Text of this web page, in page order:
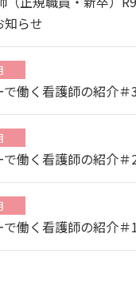
知らせ
働く看護師の紹介＃
働く看護師の紹介＃
働く看護師の紹介＃1